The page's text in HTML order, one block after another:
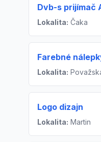
Dvb-s prijímač
Lokalita: Čaka
Farebné
Lokalita:
Logo dizajn
Lokalita: Martin